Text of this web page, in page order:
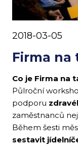
2018-03-05
Firma na
Co je Firma na
Půlroční
podporu
zaměstnanců
Během šesti
sestavit